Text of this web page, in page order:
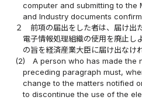
computer and submitting to the
and Industry documents
２
前項の届出をした者は、届け出
電子情報処理組織の使用を廃止し
の旨を経済産業大臣に届け出なけ
(2)
A person who has made the
preceding paragraph must,
change to the matters notified
to discontinue the use of the